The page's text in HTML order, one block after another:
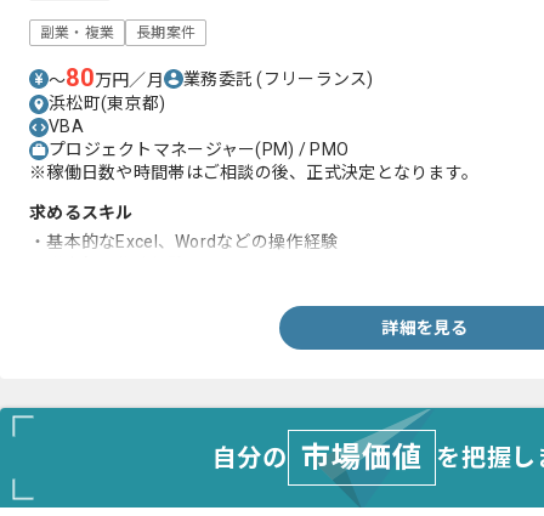
副業・複業 長期案件
〜80万円／月 業務委託(フリーランス)
浜松町(東京都)
VBA
プロジェクトマネージャー(PM) / PMO
※稼働日数や時間帯はご相談の後、正式決定となります。
求めるスキル
・基本的なExcel、Wordなどの操作経験
詳細を見る
自分の 市場価値 を把握